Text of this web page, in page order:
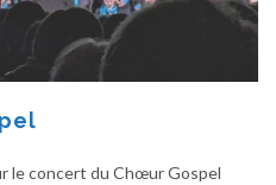
le concert du Chœur Gospel